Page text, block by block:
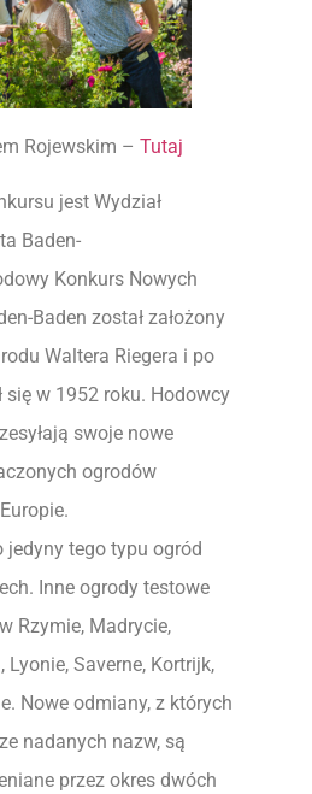
Rojewskim – Tutaj
jest Wydział
Baden-
Konkurs Nowych
Baden został założony
Waltera Riegera i po
się w 1952 roku. Hodowcy
swoje nowe
ogrodów
jedyny tego typu ogród
Inne ogrody testowe
Rzymie, Madrycie,
Lyonie, Saverne, Kortrijk,
Nowe odmiany, z których
nadanych nazw, są
przez okres dwóch